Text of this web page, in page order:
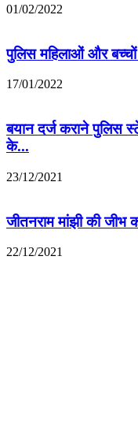
01/02/2022
पुलिस महिलाओं और
17/01/2022
बयान दर्ज कराने पुलिस
के...
23/12/2021
जीतनराम मांझी की जीभ
22/12/2021